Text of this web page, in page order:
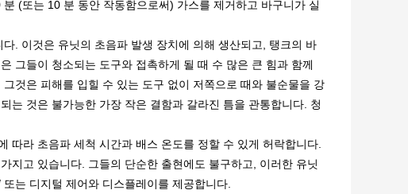
(또는 10 분 동안 작동함으로써) 가스를 제거하고 바구니가 실
. 이것은 유닛의 초음파 발생 장치에 의해 생산되고, 탱크의 바
그들이 청소되는 도구와 접촉하게 될 때 수 많은 큰 힘과 함께
것은 피해를 입힐 수 있는 도구 없이 저쪽으로 때와 불순물을 강
는 것은 불가능한 가장 작은 결함과 갈라진 틈을 관통합니다. 청
따라 초음파 세척 시간과 배스 온도를 정할 수 있게 허락합니다.
지고 있습니다. 그들의 단순한 출현에도 불구하고, 이러한 유닛
는 디지털 제어와 디스플레이를 제공합니다.